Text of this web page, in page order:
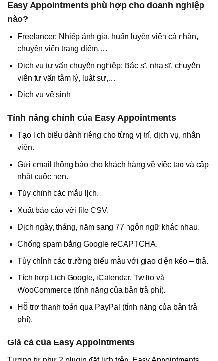
Easy Appointments phù hợp cho doanh nghiệp
nào?
Freelancer: Nhiếp ảnh gia, huấn luyện viên cá nhân,
chuyên viên trang điểm,…
Dịch vụ tư vấn chuyên nghiệp: Bác sĩ, nha sĩ, chuyên
viên tư vấn tâm lý, luật sư,…
Dịch vụ vệ sinh
Tính năng chính của Easy Appointments
Tạo lịch biểu dành riêng cho từng vị trí, dịch vụ, nhân
viên.
Gửi email thông báo cho khách hàng về việc tạo và cập
nhật cuộc hẹn.
Tùy chỉnh các mẫu lịch.
Xuất báo cáo với file CSV.
Dịch ngày, tháng, năm sang 77 ngôn ngữ khác nhau.
Chống spam bằng Google reCAPTCHA.
Tùy chỉnh các trường biểu mẫu với giao diện kéo – thả.
Tích hợp Lịch Google, iCalendar, Twilio và
WooCommerce (tính năng của bản trả phí).
Hỗ trợ thanh toán qua PayPal (tính năng của bản trả
phí).
Giá cả của Easy Appointments